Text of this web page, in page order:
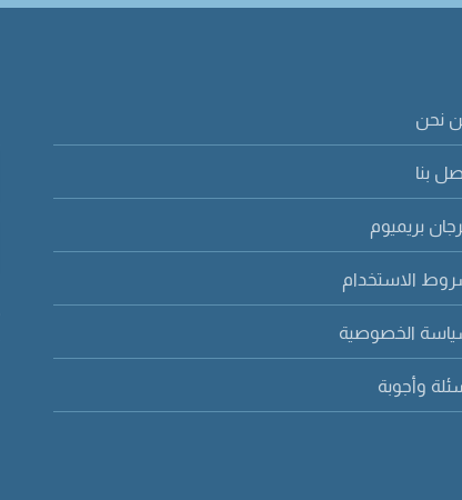
نحن
بنا
بريميوم
الاستخدام
الخصوصية
وأجوبة